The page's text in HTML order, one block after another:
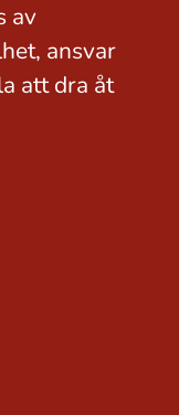
av
ansvar
att dra åt